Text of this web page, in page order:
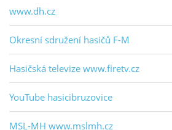
www.dh.cz
Okresní sdružení hasičů F-M
Hasičská televize www.firetv.cz
YouTube hasicibruzovice
MSL-MH www.mslmh.cz